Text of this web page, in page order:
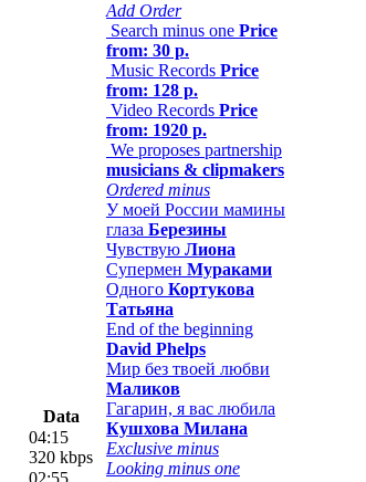
Data
04:15
320 kbps
02:55
Add Order
Search minus one Price
from: 30 р.
Music Records Price
from: 128 р.
Video Records Price
from: 1920 р.
We proposes partnership
musicians & clipmakers
Ordered minus
У моей России мамины
глаза Березины
Чувствую Лиона
Супермен Мураками
Одного Кортукова
Татьяна
End of the beginning
David Phelps
Мир без твоей любви
Маликов
Гагарин, я вас любила
Кушхова Милана
Exclusive minus
Looking minus one